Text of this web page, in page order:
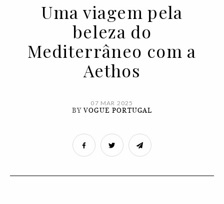
Uma viagem pela
beleza do
Mediterrâneo com a
Aethos
07 MAR 2025
BYVOGUE PORTUGAL